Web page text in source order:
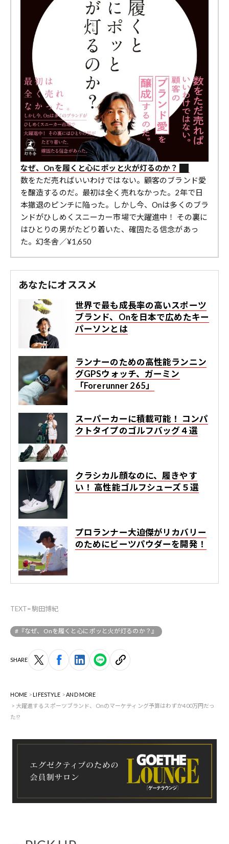
なぜ、Onを履くと心にポッと火が灯るのか？
数をただ売ればいいわけではない。顧客のブランド愛
を醸造するのだ。最初は全く売れなかった。2年で日
本撤退のピンチに陥った。しかし今、Onは多くのブラ
ンドがひしめくスニーカー市場で大躍進中！ その裏に
はひとりの男がたどり着いた、確固たる信念があっ
た。幻冬舎／¥1,650
あなたにオススメ
世界で最も成長率の高いスポーツ
ブランド、Onを日本で広めたキー
パーソンとは
ランナーのための高性能ランニン
グGPSウォッチ、ガーミン
「Forerunner 265」
スーパーカーに積載可能！ コンパ
クトタイプのゴルフバッグ４選
クラシカル顔なのに、履きやす
い！ 高性能ゴルフシューズ５選
プロランナー大迫傑がリカバリー
のためにビーツパウダーを開発！
TEXT=駒田博紀
#『なぜ、Onを履くと心にポッと火が灯るのか？』
SHARE
HOME LIFESTYLE
AND MORE
大躍進するスポーツブランド、Onのマーケティング予算はわずか400万円だっ
た!?